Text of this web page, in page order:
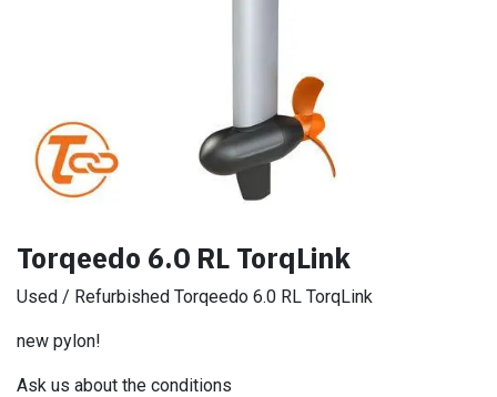
Torqeedo 6.0 RL TorqLink
Used / Refurbished Torqeedo 6.0 RL TorqLink
new pylon!
Ask us about the conditions